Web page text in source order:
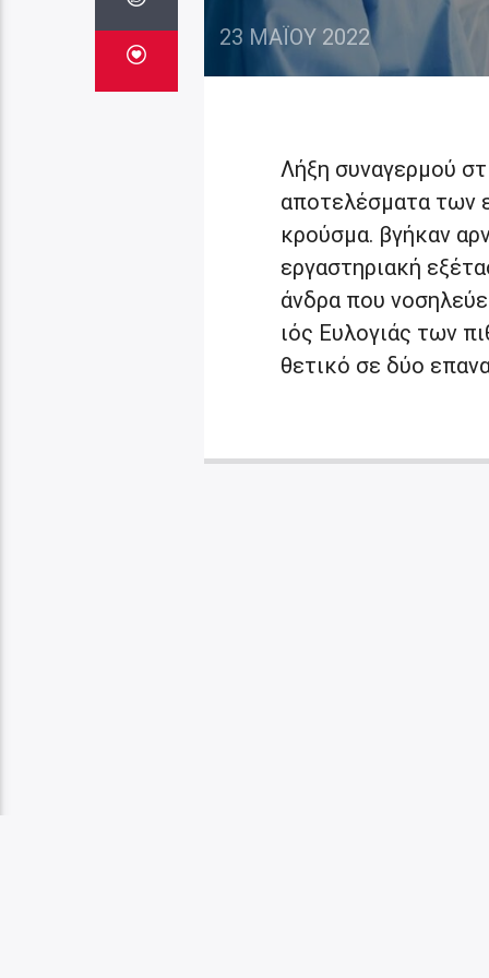
23 ΜΑΪ́ΟΥ 2022
Λήξη συναγερμού
αποτελέσματα των
κρούσμα. βγήκαν
εργαστηριακή
άνδρα που
ιός Ευλογιάς των
θετικό σε δύο